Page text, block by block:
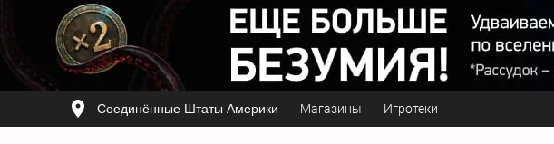
Соединённые Штаты Америки Магазины Игротеки